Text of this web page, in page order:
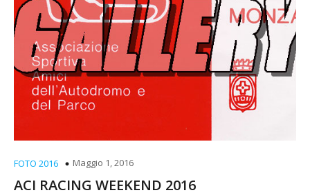
FOTO 2016 Maggio 1, 2016
ACI RACING WEEKEND 2016